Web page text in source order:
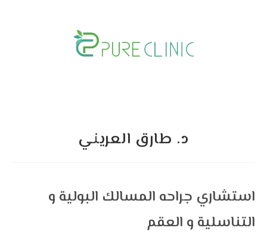
د. طارق العريني
استشاري جراحه المسالك البولية و
التناسلية و العقم